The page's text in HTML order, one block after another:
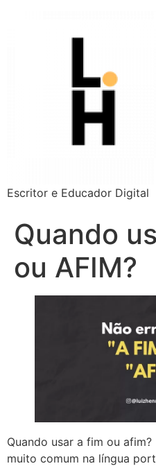
Escritor e Educador Digital
Quando
ou AFIM?
Quando usar a fim ou afim?
muito comum na língua